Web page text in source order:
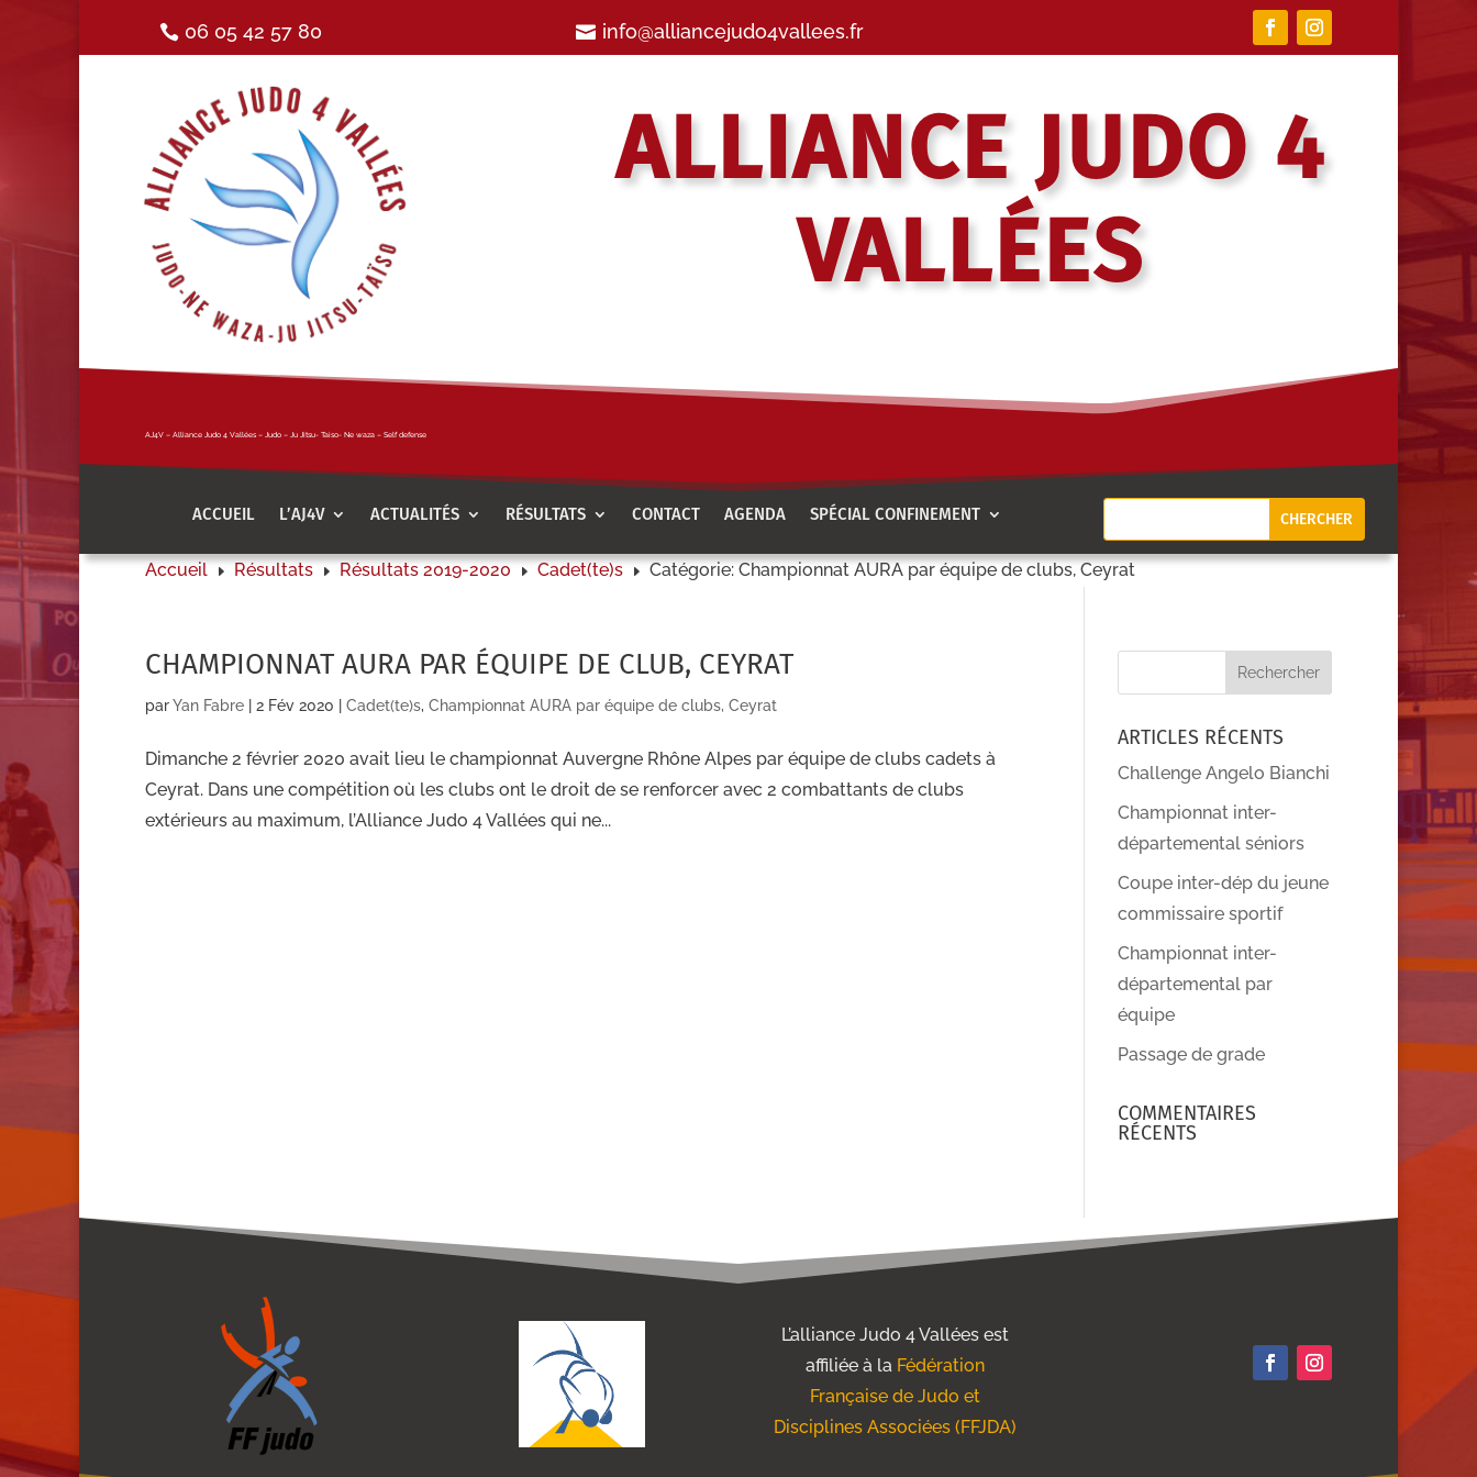
06 05 42 57 80 info@alliancejudo4vallees.fr
ALLIANCE JUDO 4
VALLÉES
AJ4V – Alliance Judo 4 Vallées – Judo – Ju Jitsu- Taiso- Ne waza – Self defense
ACCUEIL L’AJ4V ACTUALITÉS RÉSULTATS CONTACT AGENDA SPÉCIAL CONFINEMENT
Accueil E Résultats E Résultats 2019-2020 E Cadet(te)s E Catégorie: Championnat AURA par équipe de clubs, Ceyrat
CHAMPIONNAT AURA PAR ÉQUIPE DE CLUB, CEYRAT
parYan Fabre 2 Fév 2020 Cadet(te)s, Championnat AURA par équipe de clubs, Ceyrat
Dimanche 2 février 2020 avait lieu le championnat Auvergne Rhône Alpes par équipe de clubs cadets à
Ceyrat. Dans une compétition où les clubs ont le droit de se renforcer avec 2 combattants de clubs
extérieurs au maximum, l’Alliance Judo 4 Vallées qui ne...
ARTICLES RÉCENTS
Challenge Angelo Bianchi
Championnat inter-
départemental séniors
Coupe inter-dép du jeune
commissaire sportif
Championnat inter-
départemental par
équipe
Passage de grade
COMMENTAIRES
RÉCENTS
L’alliance Judo 4 Vallées est
affiliée à la Fédération
Française de Judo et
Disciplines Associées (FFJDA)